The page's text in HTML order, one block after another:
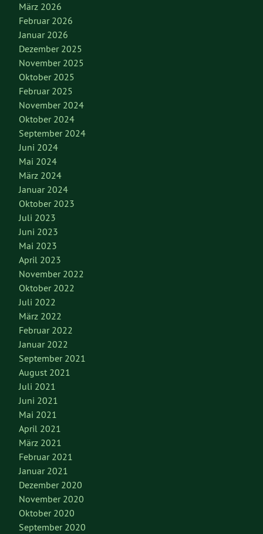
März 2026
Februar 2026
Januar 2026
Dezember 2025
November 2025
Oktober 2025
Februar 2025
November 2024
Oktober 2024
September 2024
Juni 2024
Mai 2024
März 2024
Januar 2024
Oktober 2023
Juli 2023
Juni 2023
Mai 2023
April 2023
November 2022
Oktober 2022
Juli 2022
März 2022
Februar 2022
Januar 2022
September 2021
August 2021
Juli 2021
Juni 2021
Mai 2021
April 2021
März 2021
Februar 2021
Januar 2021
Dezember 2020
November 2020
Oktober 2020
September 2020